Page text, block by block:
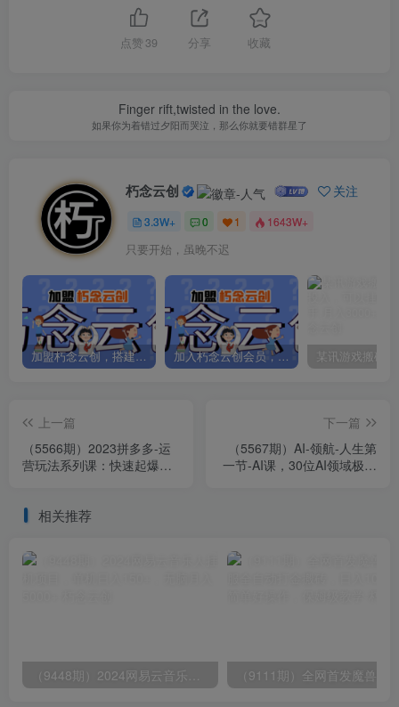
点赞 39 分享 收藏
Finger rift,twisted in the love.
如果你为着错过夕阳而哭泣，那么你就要错群星了
朽念云创 关注
3.3W+ 0 1 1643W+
只要开始，虽晚不迟
加盟朽念云创，搭建同款项目资源站，实现日入2000+ 加入朽念云创会员，全站资源免费学习。
上一篇
（5566期）2023拼多多-运
营玩法系列课：快速起爆秘
下一篇
（5567期）AI-领航-人生第
一节-AI课，30位AI领域极客
相关推荐